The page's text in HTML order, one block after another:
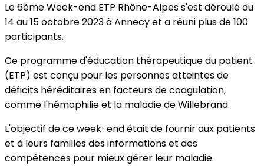
Le 6ème Week-end ETP Rhône-Alpes s'est déroulé du
14 au 15 octobre 2023 à Annecy et a réuni plus de 100
participants.
Ce programme d'éducation thérapeutique du patient
(ETP) est conçu pour les personnes atteintes de
déficits héréditaires en facteurs de coagulation,
comme l'hémophilie et la maladie de Willebrand.
L'objectif de ce week-end était de fournir aux patients
et à leurs familles des informations et des
compétences pour mieux gérer leur maladie.